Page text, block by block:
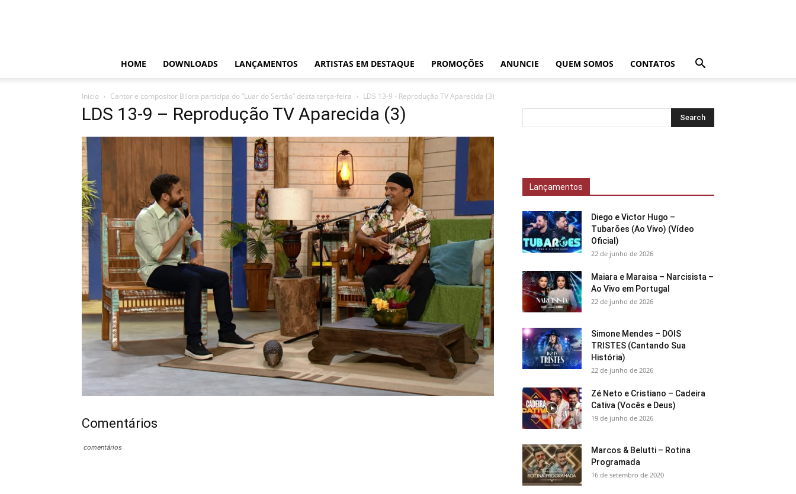
HOME DOWNLOADS LANÇAMENTOS ARTISTAS EM DESTAQUE PROMOÇÕES ANUNCIE QUEM SOMOS CONTATOS
Início Cantor e compositor Bilora participa do “Luar do Sertão” desta terça-feira LDS 13-9 - Reprodução TV Aparecida (3)
LDS 13-9 – Reprodução TV Aparecida (3)
Comentários
comentários
Lançamentos
Diego e Victor Hugo –
Tubarões (Ao Vivo) (Vídeo
Oficial)
22 de junho de 2026
Maiara e Maraisa – Narcisista –
Ao Vivo em Portugal
22 de junho de 2026
Simone Mendes – DOIS
TRISTES (Cantando Sua
História)
22 de junho de 2026
Zé Neto e Cristiano – Cadeira
Cativa (Vocês e Deus)
19 de junho de 2026
Marcos & Belutti – Rotina
Programada
16 de setembro de 2020